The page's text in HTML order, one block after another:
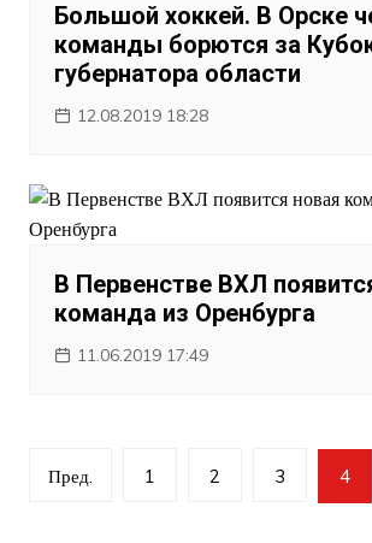
Большой хоккей. В Орске
команды борются за
губернатора области
12.08.2019 18:28
В Первенстве ВХЛ
команда из Оренбурга
11.06.2019 17:49
Навигация
Пред. 1 2 3 4